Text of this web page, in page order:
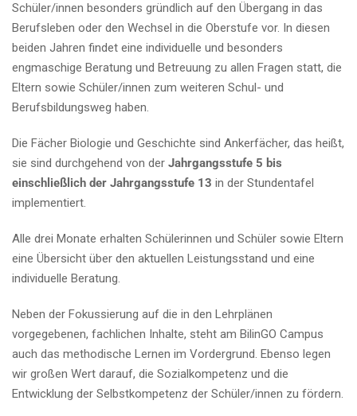
Schüler/innen besonders gründlich auf den Übergang in das
Berufsleben oder den Wechsel in die Oberstufe vor. In diesen
beiden Jahren findet eine individuelle und besonders
engmaschige Beratung und Betreuung zu allen Fragen statt, die
Eltern sowie Schüler/innen zum weiteren Schul- und
Berufsbildungsweg haben.
Die Fächer Biologie und Geschichte sind Ankerfächer, das heißt,
sie sind durchgehend von der Jahrgangsstufe 5 bis
einschließlich der Jahrgangsstufe 13 in der Stundentafel
implementiert.
Alle drei Monate erhalten Schülerinnen und Schüler sowie Eltern
eine Übersicht über den aktuellen Leistungsstand und eine
individuelle Beratung.
Neben der Fokussierung auf die in den Lehrplänen
vorgegebenen, fachlichen Inhalte, steht am BilinGO Campus
auch das methodische Lernen im Vordergrund. Ebenso legen
wir großen Wert darauf, die Sozialkompetenz und die
Entwicklung der Selbstkompetenz der Schüler/innen zu fördern.